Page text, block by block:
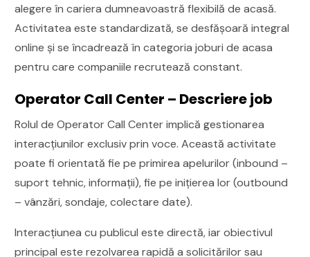
alegere în cariera dumneavoastră flexibilă de acasă.
Activitatea este standardizată, se desfășoară integral
online și se încadrează în categoria joburi de acasa
pentru care companiile recrutează constant.
Operator Call Center – Descriere job
Rolul de Operator Call Center implică gestionarea
interacțiunilor exclusiv prin voce. Această activitate
poate fi orientată fie pe primirea apelurilor (inbound –
suport tehnic, informații), fie pe inițierea lor (outbound
– vânzări, sondaje, colectare date).
Interacțiunea cu publicul este directă, iar obiectivul
principal este rezolvarea rapidă a solicitărilor sau